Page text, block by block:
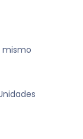
mismo